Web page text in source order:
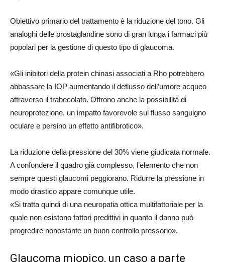
Obiettivo primario del trattamento è la riduzione del tono. Gli
analoghi delle prostaglandine sono di gran lunga i farmaci più
popolari per la gestione di questo tipo di glaucoma.
«Gli inibitori della protein chinasi associati a Rho potrebbero
abbassare la IOP aumentando il deflusso dell’umore acqueo
attraverso il trabecolato. Offrono anche la possibilità di
neuroprotezione, un impatto favorevole sul flusso sanguigno
oculare e persino un effetto antifibrotico».
La riduzione della pressione del 30% viene giudicata normale.
A confondere il quadro già complesso, l’elemento che non
sempre questi glaucomi peggiorano. Ridurre la pressione in
modo drastico appare comunque utile.
«Si tratta quindi di una neuropatia ottica multifattoriale per la
quale non esistono fattori predittivi in quanto il danno può
progredire nonostante un buon controllo pressorio».
Glaucoma miopico, un caso a parte